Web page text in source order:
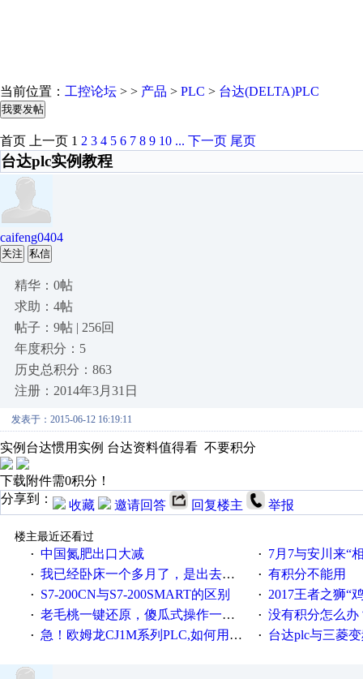
当前位置： 工控论坛 > > 产品 > PLC > 台达(DELTA)PLC
我要发帖
首页 上一页 1 2 3 4 5 6 7 8 9 10 ... 下一页 尾页
台达plc实例教程
caifeng0404
关注 私信
精华：0帖
求助：4帖
帖子：9帖 | 256回
年度积分：5
历史总积分：863
注册：2014年3月31日
发表于：2015-06-12 16:19:11
实例台达惯用实例 台达资料值得看 不要积分
下载附件需0积分！
分享到：
收藏 邀请回答 回复楼主 举报
楼主最近还看过
· 中国氮肥出口大减 · 7月7与安川来“
· 我已经卧床一个多月了，是出去安装机械手在高速遭遇车祸所致:大家工作都要特别注意啊 · 有积分不能用
· S7-200CN与S7-200SMART的区别 · 2017王者之狮“鸡”情签到
· 老毛桃一键还原，傻瓜式操作一键轻松备份还原；程序为向导式安装，一键即可实现自动备份或还原系统。 · 没有积分怎么办
· 急！欧姆龙CJ1M系列PLC,如何用时间控制变频器。要求时间在组态王中可以自由输入！拜托各位大神了！ · 台达plc与三菱